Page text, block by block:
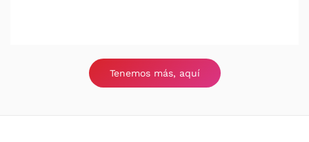
Tenemos más, aquí